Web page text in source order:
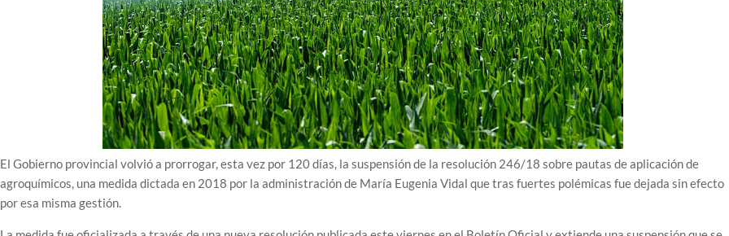
El Gobierno provincial volvió a prorrogar, esta vez por 120 días, la suspensión de la resolución 246/18 sobre pautas de aplicación de
agroquímicos, una medida dictada en 2018 por la administración de María Eugenia Vidal que tras fuertes polémicas fue dejada sin efecto
por esa misma gestión.